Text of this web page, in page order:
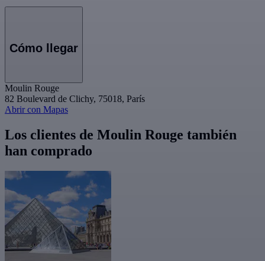
Cómo llegar
Moulin Rouge
82 Boulevard de Clichy, 75018, París
Abrir con Mapas
Los clientes de Moulin Rouge también
han comprado